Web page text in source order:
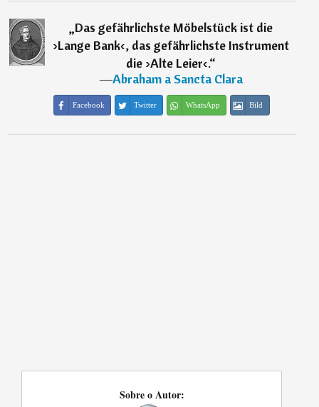
„Das gefährlichste Möbelstück ist die
›Lange Bank‹, das gefährlichste Instrument
die ›Alte Leier‹.“
―Abraham a Sancta Clara
Facebook Twitter WhatsApp Bild
Sobre o Autor: